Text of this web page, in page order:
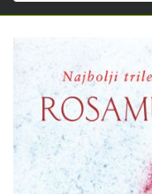
Pretraži
Rosamund
Lupton
Tri
sata
Pretpregled